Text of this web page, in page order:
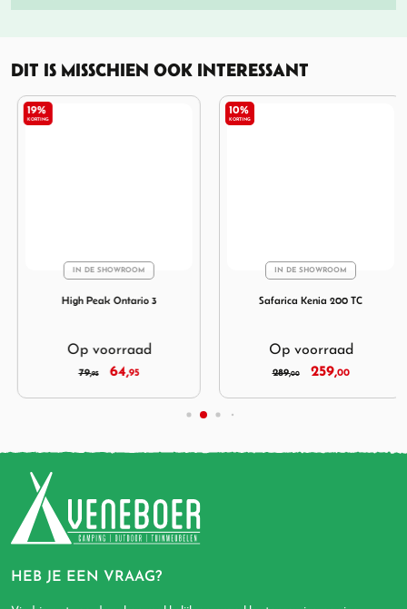
DIT IS MISSCHIEN OOK INTERESSANT
Afbeelding High Peak Ontario 3
IN DE SHOWROOM
19%
KORTING
High Peak Ontario 3
Op voorraad
79,95 64,95
Afbeelding Safarica Kenia
IN DE SHOWROOM
10%
KORTING
Safarica Kenia 200 TC
Op voorraad
289,00 259,00
HEB JE EEN VRAAG?